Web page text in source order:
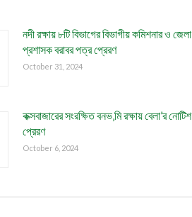
নদী রক্ষায় ৮টি বিভাগের বিভাগীয় কমিশনার ও জেলা
প্রশাসক বরাবর পত্র প্রেরণ
October 31, 2024
কক্সবাজারের সংরক্ষিত বনভ‚মি রক্ষায় বেলা’র নোটিশ
প্রেরণ
October 6, 2024